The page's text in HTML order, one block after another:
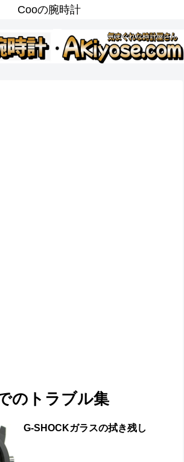
Cooの腕時計
のトラブル集
G-SHOCKガラスの拭き残し